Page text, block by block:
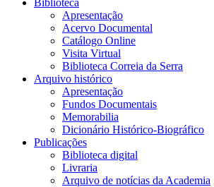
Apresentação
Acervo Documental
Catálogo Online
Visita Virtual
Biblioteca Correia da Serra
Arquivo histórico
Apresentação
Fundos Documentais
Memorabilia
Dicionário Histórico-Biográfico
Publicações
Biblioteca digital
Livraria
Arquivo de notícias da Academia